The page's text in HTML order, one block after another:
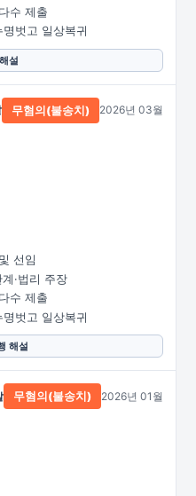
수 제출
벗고 일상복귀
설
무혐의(불송치) 2026년 03월
선임
·법리 주장
수 제출
벗고 일상복귀
해설
무혐의(불송치) 2026년 01월